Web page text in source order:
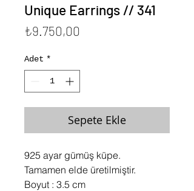
Unique Earrings // 341
₺9.750,00
Adet *
Sepete Ekle
925 ayar gümüş küpe.
Tamamen elde üretilmiştir.
Boyut : 3.5 cm